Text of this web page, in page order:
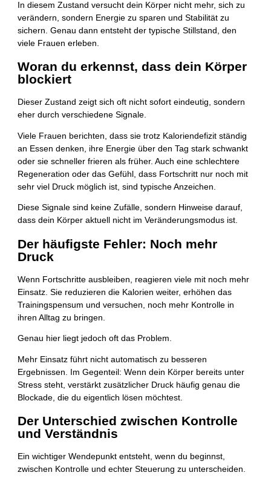
In diesem Zustand versucht dein Körper nicht mehr, sich zu
verändern, sondern Energie zu sparen und Stabilität zu
sichern. Genau dann entsteht der typische Stillstand, den
viele Frauen erleben.
Woran du erkennst, dass dein Körper
blockiert
Dieser Zustand zeigt sich oft nicht sofort eindeutig, sondern
eher durch verschiedene Signale.
Viele Frauen berichten, dass sie trotz Kaloriendefizit ständig
an Essen denken, ihre Energie über den Tag stark schwankt
oder sie schneller frieren als früher. Auch eine schlechtere
Regeneration oder das Gefühl, dass Fortschritt nur noch mit
sehr viel Druck möglich ist, sind typische Anzeichen.
Diese Signale sind keine Zufälle, sondern Hinweise darauf,
dass dein Körper aktuell nicht im Veränderungsmodus ist.
Der häufigste Fehler: Noch mehr
Druck
Wenn Fortschritte ausbleiben, reagieren viele mit noch mehr
Einsatz. Sie reduzieren die Kalorien weiter, erhöhen das
Trainingspensum und versuchen, noch mehr Kontrolle in
ihren Alltag zu bringen.
Genau hier liegt jedoch oft das Problem.
Mehr Einsatz führt nicht automatisch zu besseren
Ergebnissen. Im Gegenteil: Wenn dein Körper bereits unter
Stress steht, verstärkt zusätzlicher Druck häufig genau die
Blockade, die du eigentlich lösen möchtest.
Der Unterschied zwischen Kontrolle
und Verständnis
Ein wichtiger Wendepunkt entsteht, wenn du beginnst,
zwischen Kontrolle und echter Steuerung zu unterscheiden.